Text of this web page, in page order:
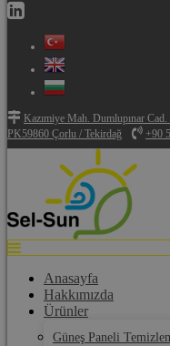
Kazımiye Mah. Dumlupınar
PK59860 Çorlu / Tekirdağ
+90
Anasayfa
Hakkımızda
Ürünler
Güneş Paneli